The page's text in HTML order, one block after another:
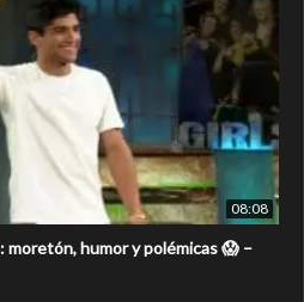
08:08
moretón, humor y polémicas 😱 –